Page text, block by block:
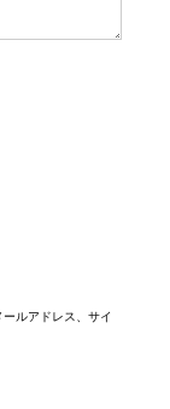
ルアドレス、サイ